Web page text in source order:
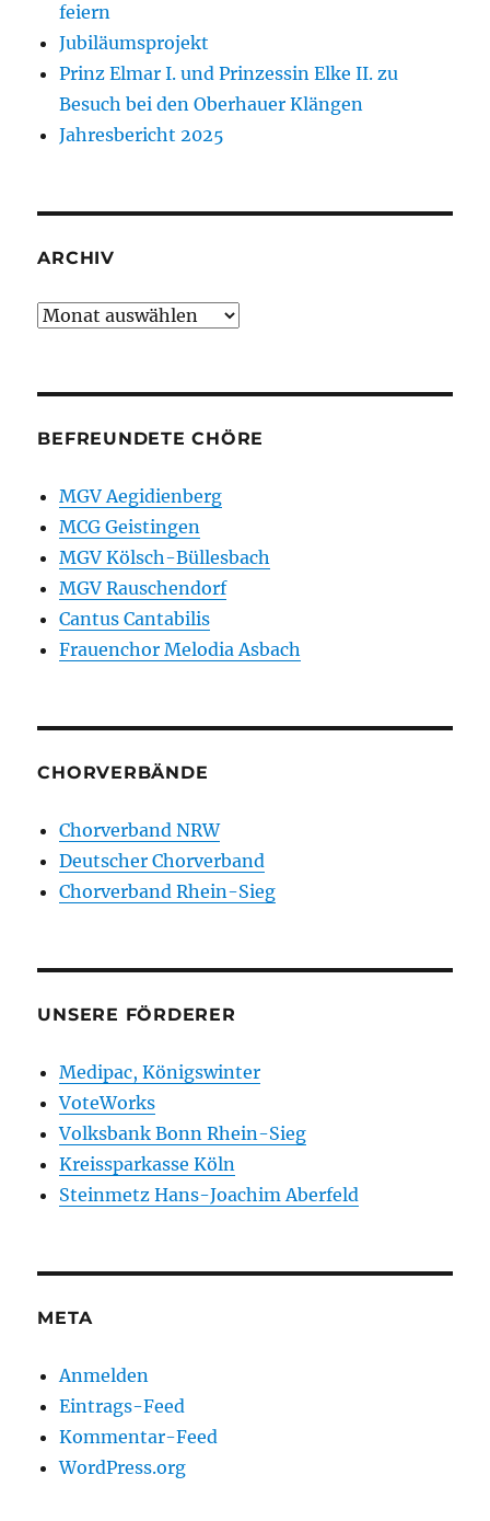
feiern
Jubiläumsprojekt
Prinz Elmar I. und Prinzessin Elke II. zu
Besuch bei den Oberhauer Klängen
Jahresbericht 2025
ARCHIV
Archiv
BEFREUNDETE CHÖRE
MGV Aegidienberg
MCG Geistingen
MGV Kölsch-Büllesbach
MGV Rauschendorf
Cantus Cantabilis
Frauenchor Melodia Asbach
CHORVERBÄNDE
Chorverband NRW
Deutscher Chorverband
Chorverband Rhein-Sieg
UNSERE FÖRDERER
Medipac, Königswinter
VoteWorks
Volksbank Bonn Rhein-Sieg
Kreissparkasse Köln
Steinmetz Hans-Joachim Aberfeld
META
Anmelden
Eintrags-Feed
Kommentar-Feed
WordPress.org